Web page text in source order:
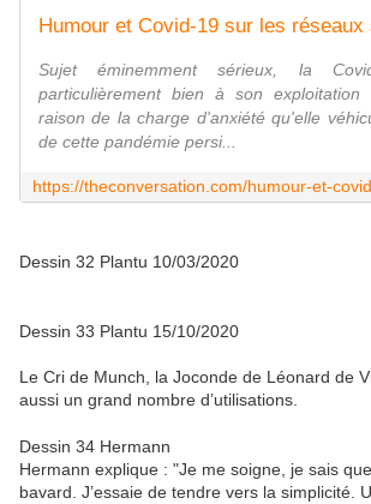
Sujet éminemment sérieux, la
particulièrement bien à son exploitation
raison de la charge d'anxiété qu'elle
de cette pandémie persi...
Dessin 32 Plantu 10/03/2020
Dessin 33 Plantu 15/10/2020
Le Cri de Munch, la Joconde de Léonard de
aussi un grand nombre d’utilisations.
Dessin 34 Hermann
Hermann explique : "Je me soigne, je sais
bavard. J’essaie de tendre vers la simplicité.